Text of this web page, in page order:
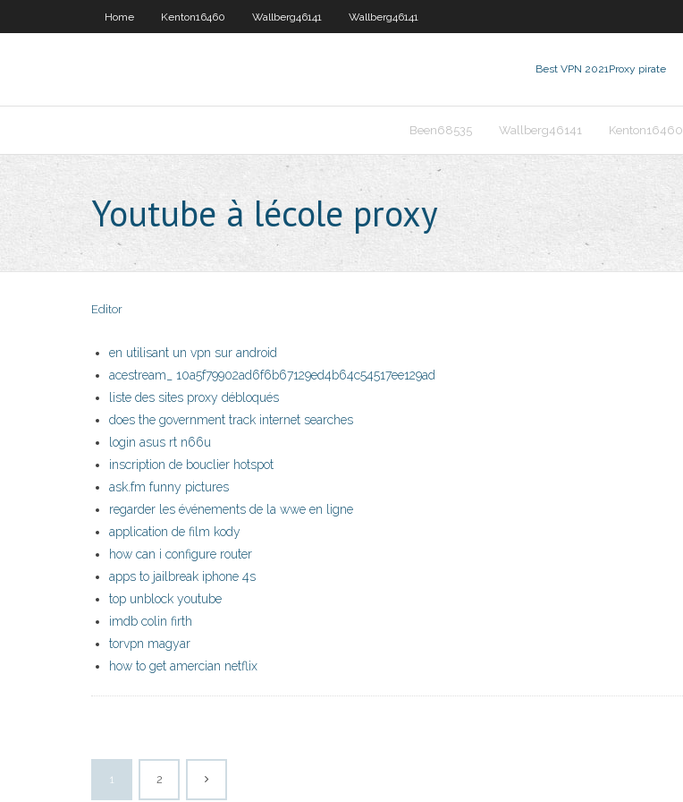
Home Kenton16460 Wallberg46141 Wallberg46141
Best VPN 2021Proxy pirate
Been68535 Wallberg46141 Kenton16460
Youtube à lécole proxy
Editor
en utilisant un vpn sur android
acestream_ 10a5f79902ad6f6b67129ed4b64c54517ee129ad
liste des sites proxy débloqués
does the government track internet searches
login asus rt n66u
inscription de bouclier hotspot
ask.fm funny pictures
regarder les événements de la wwe en ligne
application de film kody
how can i configure router
apps to jailbreak iphone 4s
top unblock youtube
imdb colin firth
torvpn magyar
how to get amercian netflix
1 2